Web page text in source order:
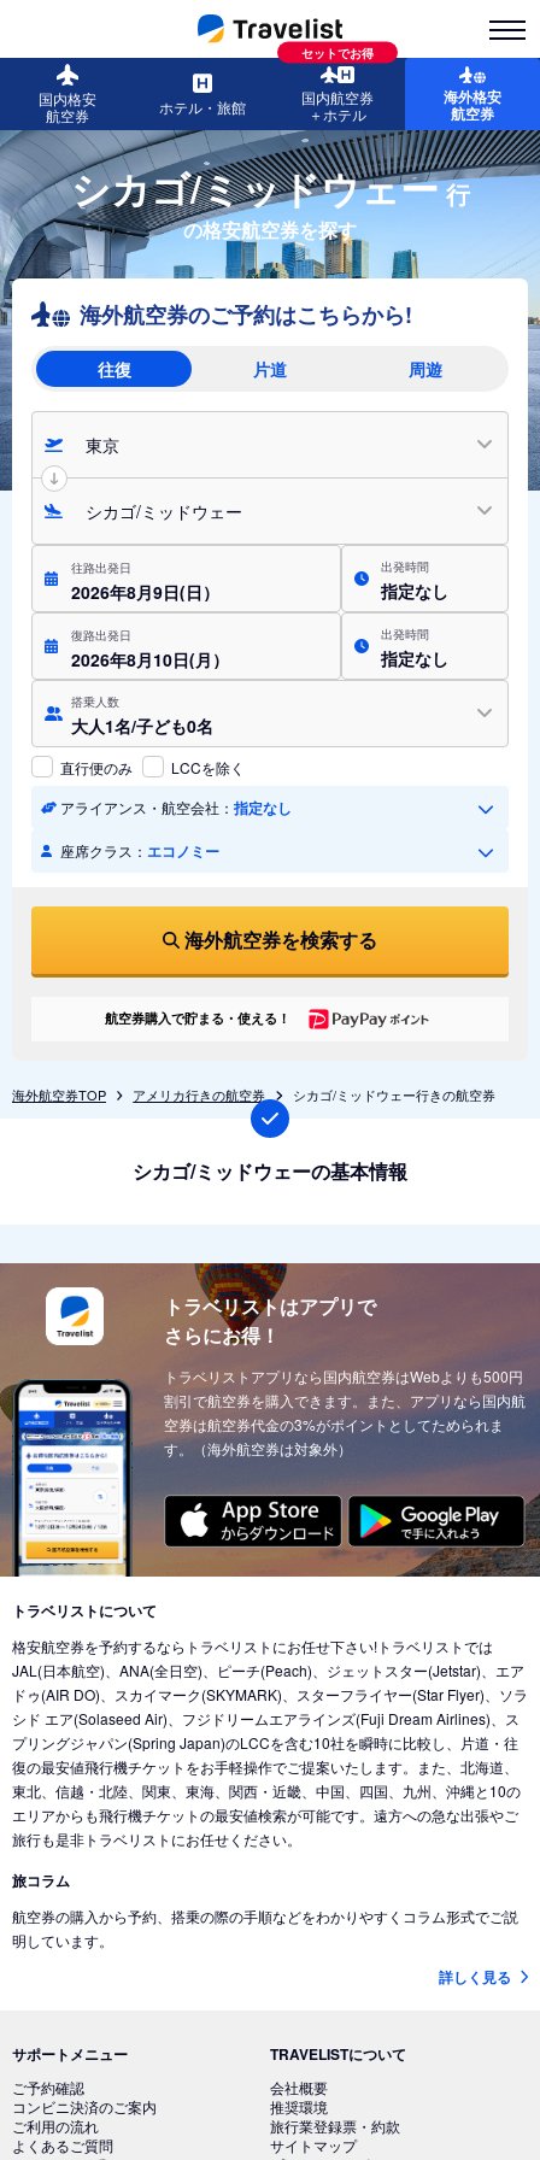
国内格安
航空券
ホテル・旅館
セットでお得
国内航空券
＋ホテル
海外格安
航空券
シカゴ/ミッドウェー 行
の格安航空券を探す
海外航空券のご予約はこちらから!
往復 片道 周遊
東京
シカゴ/ミッドウェー
往路出発日
2026年8月9日(日）
出発時間
指定なし
復路出発日
2026年8月10日(月）
出発時間
指定なし
搭乗人数
大人1名/子ども0名
直行便のみ
LCCを除く
アライアンス・航空会社： 指定なし
座席クラス： エコノミー
海外航空券を検索する
航空券購入で貯まる・使える！
海外航空券TOP アメリカ行きの航空券 シカゴ/ミッドウェー行きの航空券
シカゴ/ミッドウェーの基本情報
トラベリストはアプリで
さらにお得！
トラベリストアプリなら国内航空券はWebよりも500円
割引で航空券を購入できます。また、アプリなら国内航
空券は航空券代金の3%がポイントとしてためられま
す。（海外航空券は対象外）
トラベリストについて
格安航空券を予約するならトラベリストにお任せ下さい!トラベリストでは
JAL(日本航空)、ANA(全日空)、ピーチ(Peach)、ジェットスター(Jetstar)、エア
ドゥ(AIR DO)、スカイマーク(SKYMARK)、スターフライヤー(Star Flyer)、ソラ
シド エア(Solaseed Air)、フジドリームエアラインズ(Fuji Dream Airlines)、ス
プリングジャパン(Spring Japan)のLCCを含む10社を瞬時に比較し、片道・往
復の最安値飛行機チケットをお手軽操作でご提案いたします。また、北海道、
東北、信越・北陸、関東、東海、関西・近畿、中国、四国、九州、沖縄と10の
エリアからも飛行機チケットの最安値検索が可能です。遠方への急な出張やご
旅行も是非トラベリストにお任せください。
旅コラム
航空券の購入から予約、搭乗の際の手順などをわかりやすくコラム形式でご説
明しています。
詳しく見る
サポートメニュー
ご予約確認
コンビニ決済のご案内
ご利用の流れ
よくあるご質問
TRAVELISTについて
会社概要
推奨環境
旅行業登録票・約款
サイトマップ